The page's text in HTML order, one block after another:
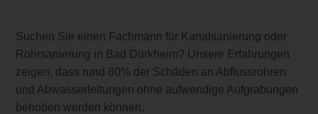
Suchen Sie einen Fachmann für Kanalsanierung oder
Rohrsanierung in Bad Dürkheim? Unsere Erfahrungen
zeigen, dass rund 80% der Schäden an Abflussrohren
und Abwasserleitungen ohne aufwendige Aufgrabungen
behoben werden können.